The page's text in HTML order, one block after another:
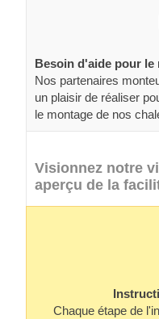
Besoin d'aide pour le
Nos partenaires
un plaisir de réaliser
le montage de nos
Visionnez notre
aperçu de la
Chaque étape de